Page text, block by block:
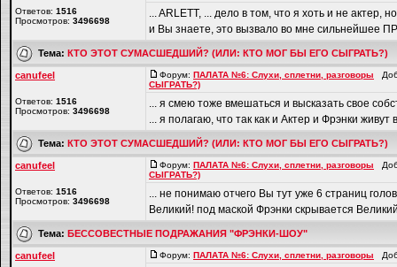
Ответов: 1516
Просмотров: 3496698
... ARLETT, ... дело в том, что я хоть и не актер,
и Вы знаете, это вызвало во мне сильнейшее
Тема: КТО ЭТОТ СУМАСШЕДШИЙ? (ИЛИ: КТО МОГ БЫ ЕГО СЫГРАТЬ?)
canufeel
Ответов: 1516
Просмотров: 3496698
Форум: ПАЛАТА №6: Слухи, сплетни, разговоры
СЫГРАТЬ?)
... я смею тоже вмешаться и высказать свое
... я полагаю, что так как и Актер и Фрэнки
Тема: КТО ЭТОТ СУМАСШЕДШИЙ? (ИЛИ: КТО МОГ БЫ ЕГО СЫГРАТЬ?)
canufeel
Ответов: 1516
Просмотров: 3496698
Форум: ПАЛАТА №6: Слухи, сплетни, разговоры
СЫГРАТЬ?)
... не понимаю отчего Вы тут уже 6 страниц
Великий! под маской Фрэнки скрывается
Тема: БЕССОВЕСТНЫЕ ПОДРАЖАНИЯ "ФРЭНКИ-ШОУ"
canufeel Форум: ПАЛАТА №6: Слухи, сплетни, разговоры